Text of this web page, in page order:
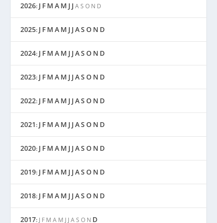
2026: J F M A M J J A S O N D
2025: J F M A M J J AS O N D
2024: J F M A M J J AS O N D
2023: J F M A M J J AS O N D
2022: J F M A M J J AS O N D
2021: J F M A M J J AS O N D
2020: J F M A M J J AS O N D
2019: J F M A M J J AS O N D
2018: J F M A M J J AS O N D
2017: J F M A M J J A S O N D